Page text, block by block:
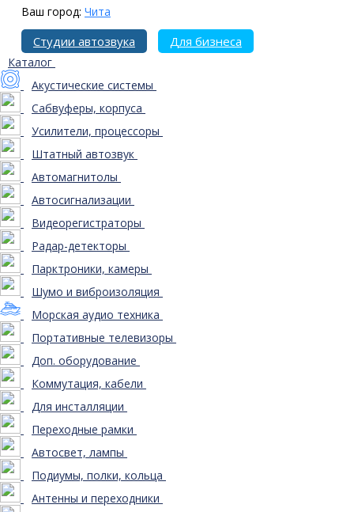
Ваш город: Чита
Студии автозвука Для бизнеса
Каталог
Акустические системы
Сабвуферы, корпуса
Усилители, процессоры
Штатный автозвук
Автомагнитолы
Автосигнализации
Видеорегистраторы
Радар-детекторы
Парктроники, камеры
Шумо и виброизоляция
Морская аудио техника
Портативные телевизоры
Доп. оборудование
Коммутация, кабели
Для инсталляции
Переходные рамки
Автосвет, лампы
Подиумы, полки, кольца
Антенны и переходники